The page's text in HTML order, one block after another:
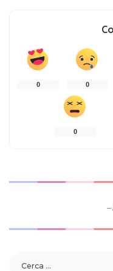
0 0
0
–